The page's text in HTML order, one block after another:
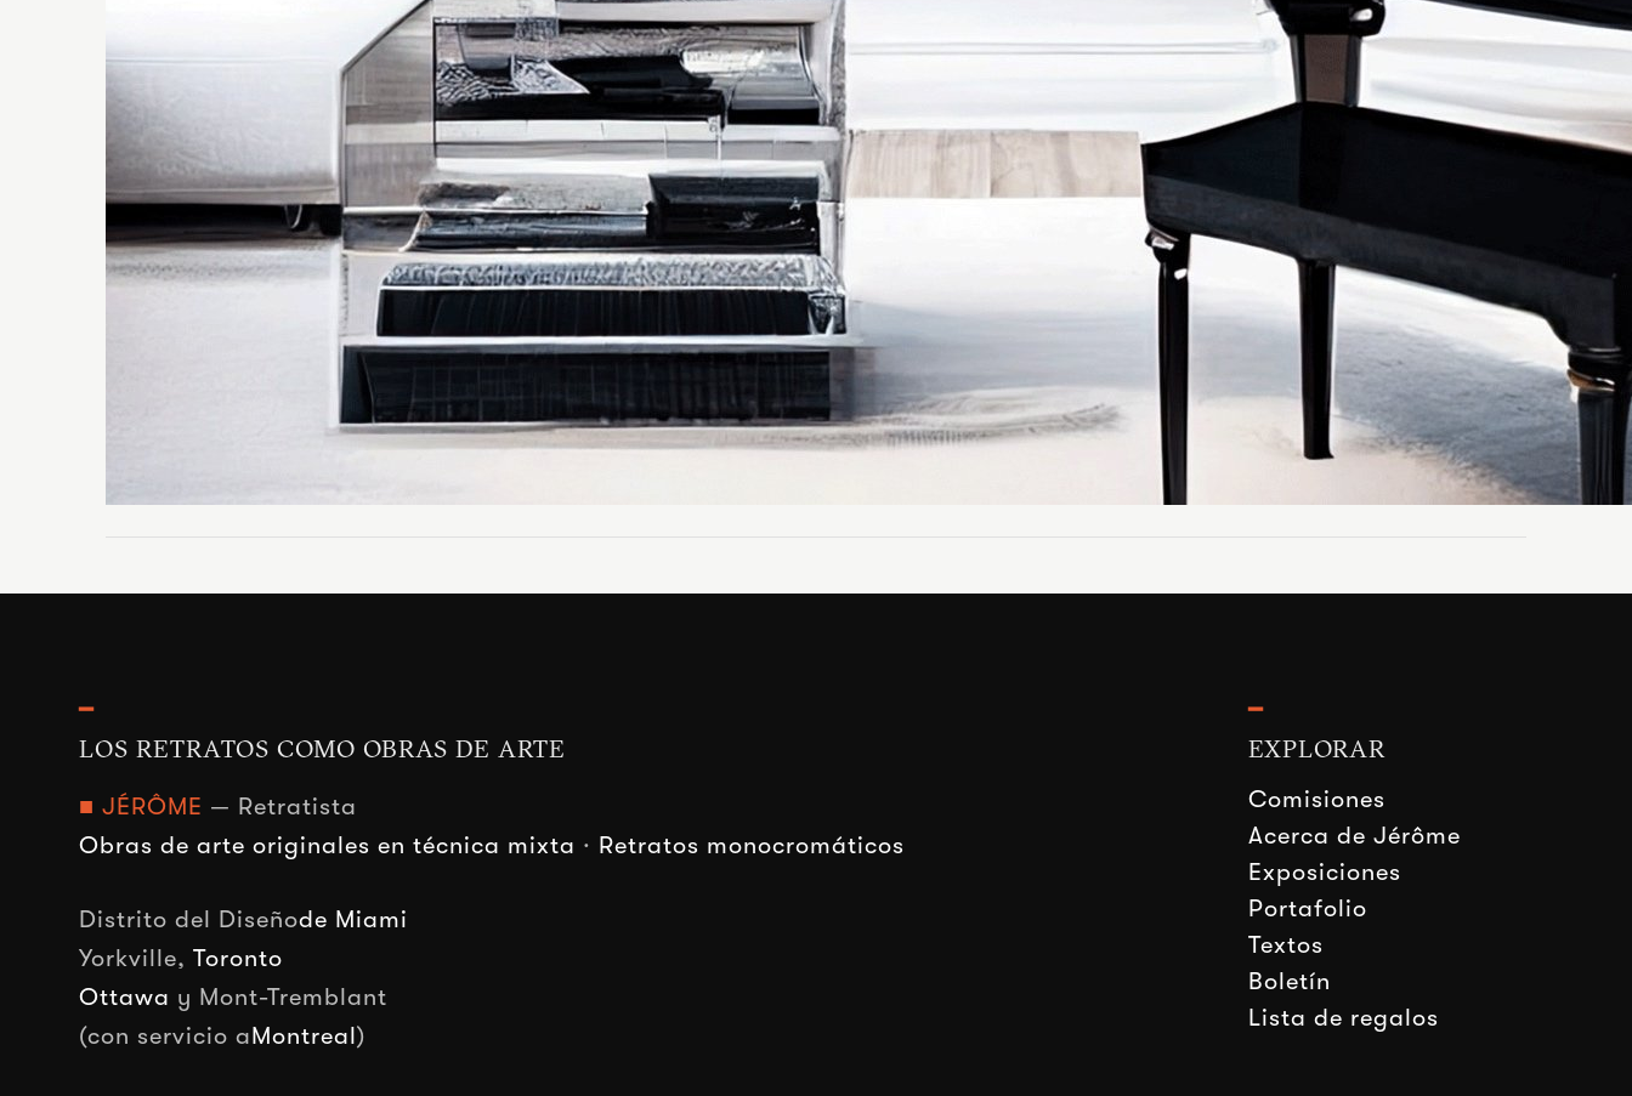
━
LOS RETRATOS COMO OBRAS DE ARTE
■ JÉRÔME — Retratista
Obras de arte originales en técnica mixta · Retratos monocromáticos
Distrito del Diseñode Miami
Yorkville, Toronto
Ottawa y Mont-Tremblant
(con servicio aMontreal)
━
EXPLORAR
Comisiones
Acerca de Jérôme
Exposiciones
Portafolio
Textos
Boletín
Lista de regalos